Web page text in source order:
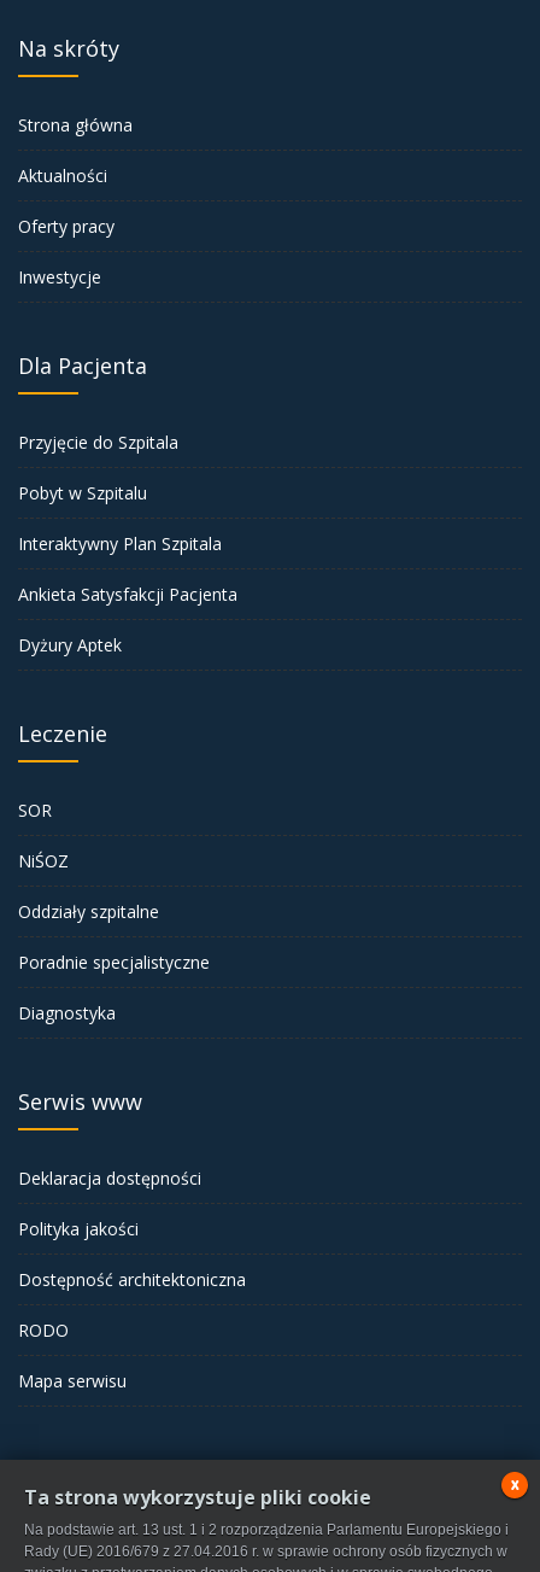
Na skróty
Strona główna
Aktualności
Oferty pracy
Inwestycje
Dla Pacjenta
Przyjęcie do Szpitala
Pobyt w Szpitalu
Interaktywny Plan Szpitala
Ankieta Satysfakcji Pacjenta
Dyżury Aptek
Leczenie
SOR
NiŚOZ
Oddziały szpitalne
Poradnie specjalistyczne
Diagnostyka
Serwis www
Deklaracja dostępności
Polityka jakości
Dostępność architektoniczna
RODO
Mapa serwisu
Samodzielny Publiczny Zakład Opieki Zdrowotnej w Wolsztynie
©2023
Ta strona wykorzystuje pliki cookie
Na podstawie art. 13 ust. 1 i 2 rozporządzenia Parlamentu Europejskiego i
Rady (UE) 2016/679 z 27.04.2016 r. w sprawie ochrony osób fizycznych w
x